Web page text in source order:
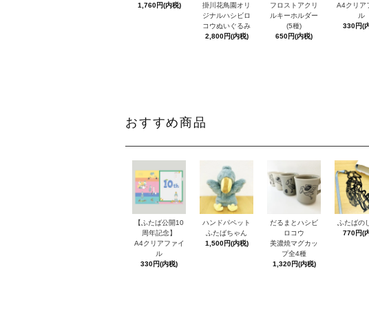
1,760円(内税)
掛川花鳥園オリ
ジナルハシビロ
コウぬいぐるみ
2,800円(内税)
フロストアクリ
ルキーホルダー
(5種)
650円(内税)
A4クリア
ル
330円(
おすすめ商品
【ふたば公開10
周年記念】
A4クリアファイ
ル
330円(内税)
ハンドパペット
ふたばちゃん
1,500円(内税)
だるまとハシビ
ロコウ
美濃焼マグカッ
プ全4種
1,320円(内税)
ふたばの
770円(